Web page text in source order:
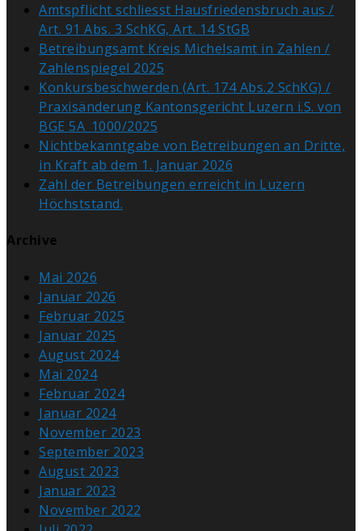
Amtspflicht schliesst Hausfriedensbruch aus /
Art. 91 Abs. 3 SchKG, Art. 14 StGB
Betreibungsamt Kreis Michelsamt in Zahlen /
Zahlenspiegel 2025
Konkursbeschwerden (Art. 174 Abs.2 SchKG) /
Praxisänderung Kantonsgericht Luzern i.S. von
BGE 5A_1000/2025
Nichtbekanntgabe von Betreibungen an Dritte,
in Kraft ab dem 1. Januar 2026
Zahl der Betreibungen erreicht in Luzern
Höchststand.
Archive
Mai 2026
Januar 2026
Februar 2025
Januar 2025
August 2024
Mai 2024
Februar 2024
Januar 2024
November 2023
September 2023
August 2023
Januar 2023
November 2022